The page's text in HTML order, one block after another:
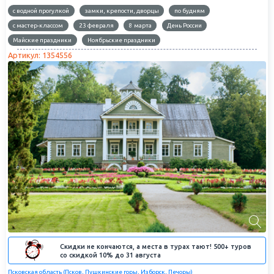
с водной прогулкой замки, крепости, дворцы по будням
с мастер-классом 23 февраля 8 марта День России
Майские праздники Ноябрьские праздники
Артикул: 1354556
Скидки не кончаются, а места в турах тают! 500+ туров
со скидкой 10% до 31 августа
Псковская область (Псков, Пушкинские горы, Изборск, Печоры)